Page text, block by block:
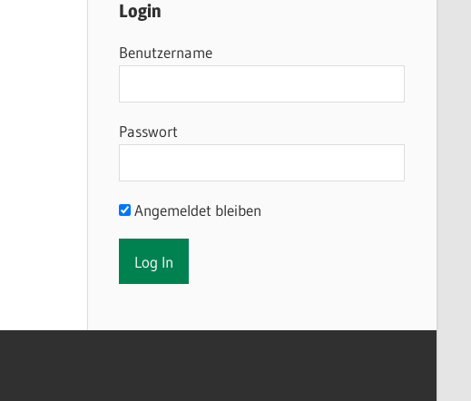
Login
Benutzername
Passwort
Angemeldet bleiben